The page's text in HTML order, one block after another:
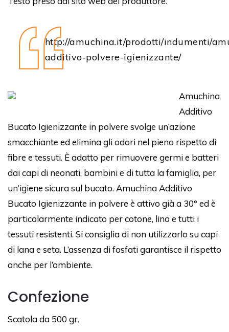
http://amuchina.it/prodotti/indumenti/
additivo-polvere-igienizzante/
Amuchina
Additivo
Bucato Igienizzante in polvere svolge un’azione
smacchiante ed elimina gli odori nel pieno rispetto di
fibre e tessuti. È adatto per rimuovere germi e batteri
dai capi di neonati, bambini e di tutta la famiglia, per
un’igiene sicura sul bucato. Amuchina Additivo
Bucato Igienizzante in polvere è attivo già a 30° ed è
particolarmente indicato per cotone, lino e tutti i
tessuti resistenti. Si consiglia di non utilizzarlo su capi
di lana e seta. L’assenza di fosfati garantisce il rispetto
anche per l’ambiente.
Confezione
Scatola da 500 gr.